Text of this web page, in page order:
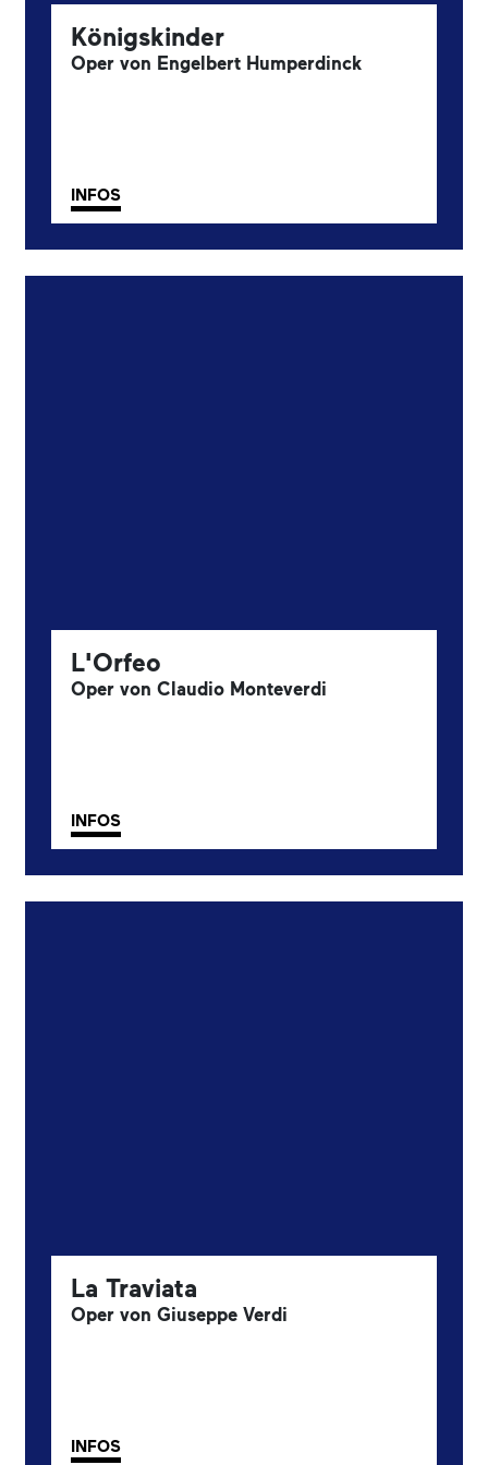
Königskinder
Oper von Engelbert Humperdinck
INFOS
L'Orfeo
Oper von Claudio Monteverdi
INFOS
La Traviata
Oper von Giuseppe Verdi
INFOS